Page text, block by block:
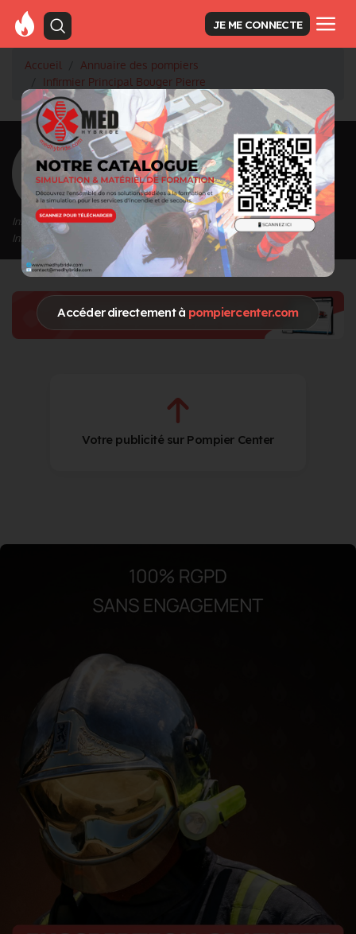
Accéder directement à pompiercenter.com
JE ME CONNECTE
Accueil
Annuaire des pompiers
Infirmier Principal Bouger Pierre
<Retour à la liste des pompiers
Bouger Pierre
Grade : Infirmier Principal
Inscrit depuis le 12/02/2021 à 16:24
Informations mises à jour le 12/02/2021 à 16:24
Votre publicité sur Pompier Center